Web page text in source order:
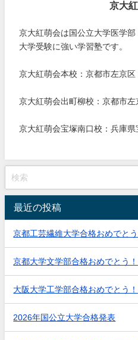
京大
京大紅萌会は国公立大学医学
大学受験に強い学習塾です。
京大紅萌会本校：京都市左京区
京大紅萌会出町柳校：京都市左
京大紅萌会宝塚南口校：兵庫県
最近の投稿
京都工芸繊維大学合格おめでとう
京都大学文学部合格おめでとう！
大阪大学工学部合格おめでとう！
2026年国公立大学合格発表